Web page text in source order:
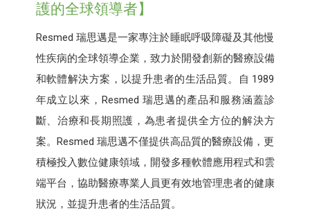
護的全球領導者】
Resmed 瑞思邁是一家專注於睡眠呼吸障礙及其他慢
性疾病的全球領導企業，致力於開發創新的醫療設備
和軟體解決方案，以提升患者的生活品質。自 1989
年成立以來，Resmed 瑞思邁的產品和服務涵蓋診
斷、治療和長期照護，為患者提供全方位的解決方
案。Resmed 瑞思邁不僅提供高品質的醫療設備，更
積極投入數位健康領域，開發多種軟體應用程式和雲
端平台，協助醫療專業人員更有效地管理患者的健康
狀況，並提升患者的生活品質。